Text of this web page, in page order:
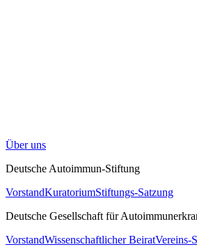
Über uns
Deutsche Autoimmun-Stiftung
VorstandKuratoriumStiftungs-Satzung
Deutsche Gesellschaft für
VorstandWissenschaftlicher BeiratVereins-